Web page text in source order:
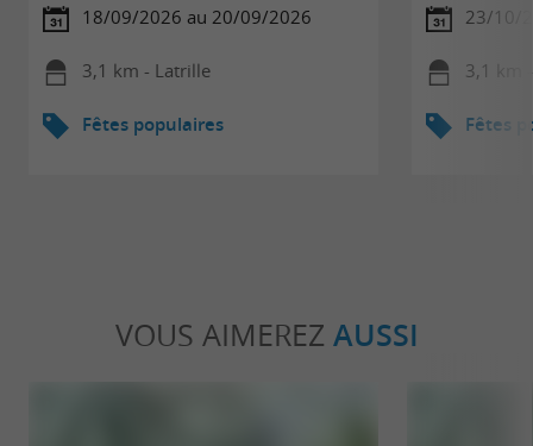
18/09/2026 au 20/09/2026
3,1 km - Latrille
Fêtes populaires
23/10/
3,1 km
Fêtes
VOUS AIMEREZ AUSSI